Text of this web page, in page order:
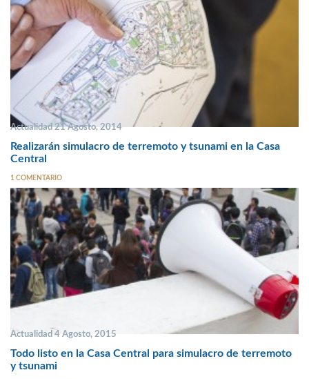
Actualidad 21 Agosto, 2014
Realizarán simulacro de terremoto y tsunami en la Casa
Central
1 COMENTARIO
Actualidad 4 Agosto, 2015
Todo listo en la Casa Central para simulacro de terremoto
y tsunami